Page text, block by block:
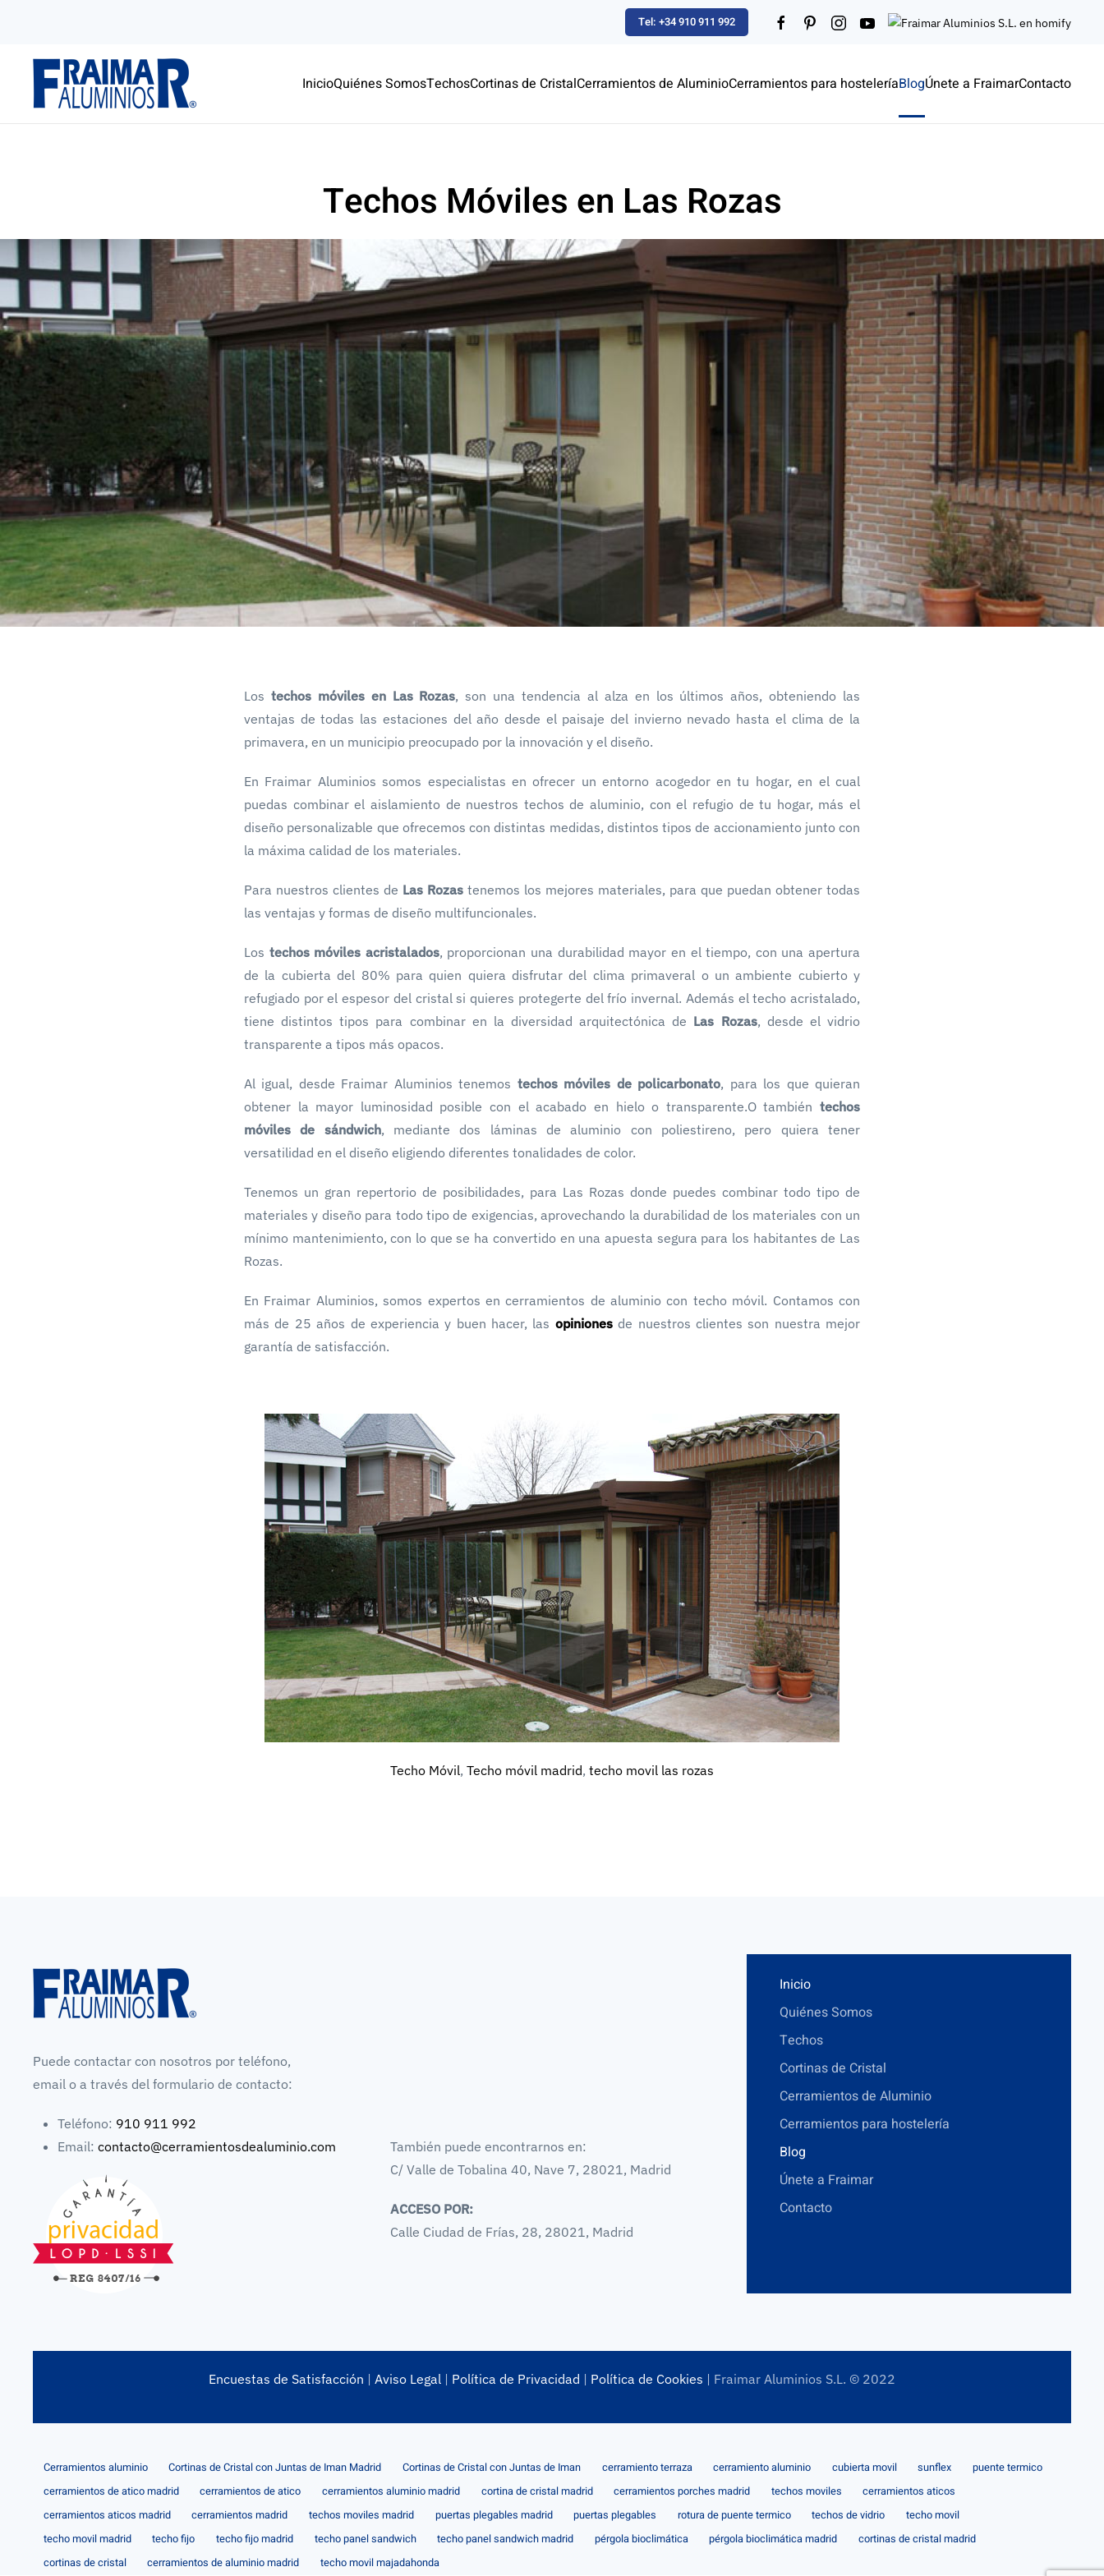
Tel: +34 910 911 992
InicioQuiénes SomosTechosCortinas de CristalCerramientos de AluminioCerramientos para hosteleríaBlogÚnete a FraimarContacto
Techos Móviles en Las Rozas
Los techos móviles en Las Rozas, son una tendencia al alza en los últimos años, obteniendo las
ventajas de todas las estaciones del año desde el paisaje del invierno nevado hasta el clima de la
primavera, en un municipio preocupado por la innovación y el diseño.
En Fraimar Aluminios somos especialistas en ofrecer un entorno acogedor en tu hogar, en el cual
puedas combinar el aislamiento de nuestros techos de aluminio, con el refugio de tu hogar, más el
diseño personalizable que ofrecemos con distintas medidas, distintos tipos de accionamiento junto con
la máxima calidad de los materiales.
Para nuestros clientes de Las Rozas tenemos los mejores materiales, para que puedan obtener todas
las ventajas y formas de diseño multifuncionales.
Los techos móviles acristalados, proporcionan una durabilidad mayor en el tiempo, con una apertura
de la cubierta del 80% para quien quiera disfrutar del clima primaveral o un ambiente cubierto y
refugiado por el espesor del cristal si quieres protegerte del frío invernal. Además el techo acristalado,
tiene distintos tipos para combinar en la diversidad arquitectónica de Las Rozas, desde el vidrio
transparente a tipos más opacos.
Al igual, desde Fraimar Aluminios tenemos techos móviles de policarbonato, para los que quieran
obtener la mayor luminosidad posible con el acabado en hielo o transparente.O también techos
móviles de sándwich, mediante dos láminas de aluminio con poliestireno, pero quiera tener
versatilidad en el diseño eligiendo diferentes tonalidades de color.
Tenemos un gran repertorio de posibilidades, para Las Rozas donde puedes combinar todo tipo de
materiales y diseño para todo tipo de exigencias, aprovechando la durabilidad de los materiales con un
mínimo mantenimiento, con lo que se ha convertido en una apuesta segura para los habitantes de Las
Rozas.
En Fraimar Aluminios, somos expertos en cerramientos de aluminio con techo móvil. Contamos con
más de 25 años de experiencia y buen hacer, las opinionesde nuestros clientes son nuestra mejor
garantía de satisfacción.
Techo Móvil, Techo móvil madrid, techo movil las rozas
Puede contactar con nosotros por teléfono,
email o a través del formulario de contacto:
Teléfono: 910 911 992
Email: contacto@cerramientosdealuminio.com
También puede encontrarnos en:
C/ Valle de Tobalina 40, Nave 7, 28021, Madrid
ACCESO POR:
Calle Ciudad de Frías, 28, 28021, Madrid
Inicio
Quiénes Somos
Techos
Cortinas de Cristal
Cerramientos de Aluminio
Cerramientos para hostelería
Blog
Únete a Fraimar
Contacto
Encuestas de Satisfacción | Aviso Legal | Política de Privacidad | Política de Cookies | Fraimar Aluminios S.L. © 2022
Cerramientos aluminio Cortinas de Cristal con Juntas de Iman Madrid Cortinas de Cristal con Juntas de Iman cerramiento terraza cerramiento aluminio cubierta movil sunflex
puente termico
cerramientos de atico madrid
cerramientos de atico cerramientos aluminio madrid cortina de cristal madrid cerramientos porches madrid techos moviles
cerramientos aticos
cerramientos aticos madrid
cerramientos madrid techos moviles madrid puertas plegables madrid puertas plegables rotura de puente termico techos de vidrio
techo movil
techo movil madrid
techo fijo techo fijo madrid techo panel sandwich techo panel sandwich madrid pérgola bioclimática pérgola bioclimática madrid
cortinas de cristal madrid
cortinas de cristal
cerramientos de aluminio madrid techo movil majadahonda